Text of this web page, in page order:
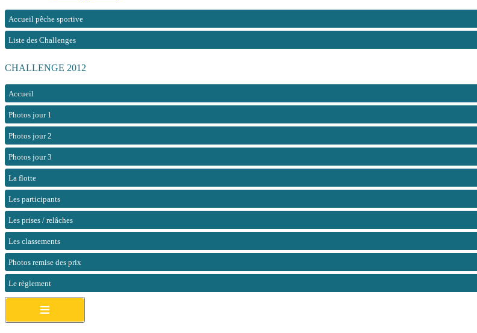
Accueil pêche sportive
Liste des Challenges
CHALLENGE 2012
Accueil
Photos jour 1
Photos jour 2
Photos jour 3
La flotte
Les participants
Les prises / relâches
Les classements
Photos remise des prix
Le règlement
≡